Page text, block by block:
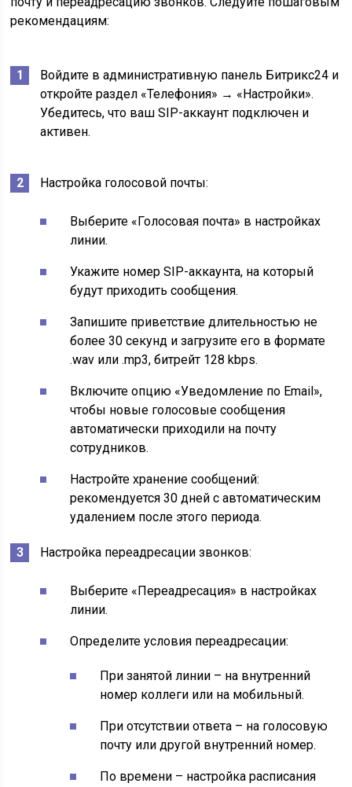
рекомендациям:
Войдите в административную панель Битрикс24 и
откройте раздел «Телефония» → «Настройки».
Убедитесь, что ваш SIP-аккаунт подключен и
активен.
Настройка голосовой почты:
Выберите «Голосовая почта» в настройках
линии.
Укажите номер SIP-аккаунта, на который
будут приходить сообщения.
Запишите приветствие длительностью не
более 30 секунд и загрузите его в формате
.wav или .mp3, битрейт 128 kbps.
Включите опцию «Уведомление по Email»,
чтобы новые голосовые сообщения
автоматически приходили на почту
сотрудников.
Настройте хранение сообщений:
рекомендуется 30 дней с автоматическим
удалением после этого периода.
Настройка переадресации звонков:
Выберите «Переадресация» в настройках
линии.
Определите условия переадресации:
При занятой линии – на внутренний
номер коллеги или на мобильный.
При отсутствии ответа – на голосовую
почту или другой внутренний номер.
По времени – настройка расписания